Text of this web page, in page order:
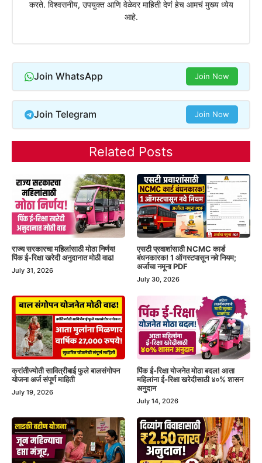
करते. विश्वसनीय, उपयुक्त आणि वेळेवर माहिती देणं हेच आमचं मुख्य ध्येय
आहे.
Join WhatsApp Join Now
Join Telegram Join Now
Related Posts
राज्य सरकारचा महिलांसाठी मोठा निर्णय!
पिंक ई-रिक्षा खरेदी अनुदानात मोठी वाढ!
July 31, 2026
एसटी प्रवाशांसाठी NCMC कार्ड
बंधनकारक! 1 ऑगस्टपासून नवे नियम;
अर्जाचा नमूना PDF
July 30, 2026
क्रांतीज्योती सावित्रीबाई फुले बालसंगोपन
योजना अर्ज संपूर्ण माहिती
July 19, 2026
पिंक ई-रिक्षा योजनेत मोठा बदल! आता
महिलांना ई-रिक्षा खरेदीसाठी ४०% शासन
अनुदान
July 14, 2026